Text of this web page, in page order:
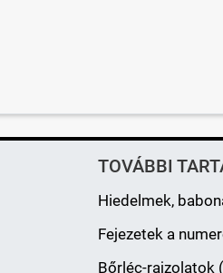
TOVÁBBI
Hiedelmek,
Fejezetek a
Bőrléc-rajzolatok